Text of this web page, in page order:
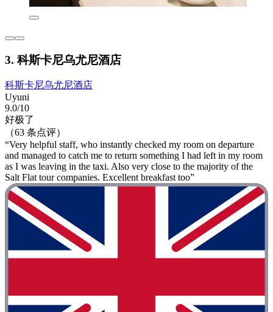
3. 科斯卡尼乌尤尼酒店
科斯卡尼乌尤尼酒店
Uyuni
9.0/10
好极了
（63 条点评）
“Very helpful staff, who instantly checked my room on departure
and managed to catch me to return something I had left in my room
as I was leaving in the taxi. Also very close to the majority of the
Salt Flat tour companies. Excellent breakfast too”